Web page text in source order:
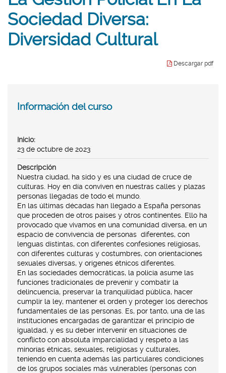
idioma
Sociedad Diversa:
Diversidad Cultural
Descargar pdf
Inicio:
23 de octubre de 2023
Descripción
Nuestra ciudad, ha sido y es una ciudad de cruce de
culturas. Hoy en día conviven en nuestras calles y plazas
personas llegadas de todo el mundo.
En las últimas décadas han llegado a España personas
que proceden de otros países y otros continentes. Ello ha
provocado que vivamos en una comunidad diversa, en un
espacio de convivencia de personas diferentes, con
lenguas distintas, con diferentes confesiones religiosas,
con diferentes culturas y costumbres, con orientaciones
sexuales diversas, y orígenes étnicos diferentes.
En las sociedades democráticas, la policía asume las
funciones tradicionales de prevenir y combatir la
delincuencia, preservar la tranquilidad pública, hacer
cumplir la ley, mantener el orden y proteger los derechos
fundamentales de las personas. Es, por tanto, una de las
instituciones encargadas de garantizar el principio de
igualdad, y es su deber intervenir en situaciones de
conflicto con absoluta imparcialidad y respeto a las
minorías étnicas, sexuales, religiosas y culturales,
teniendo en cuenta además las particulares condiciones
de los grupos sociales más vulnerables (personas con